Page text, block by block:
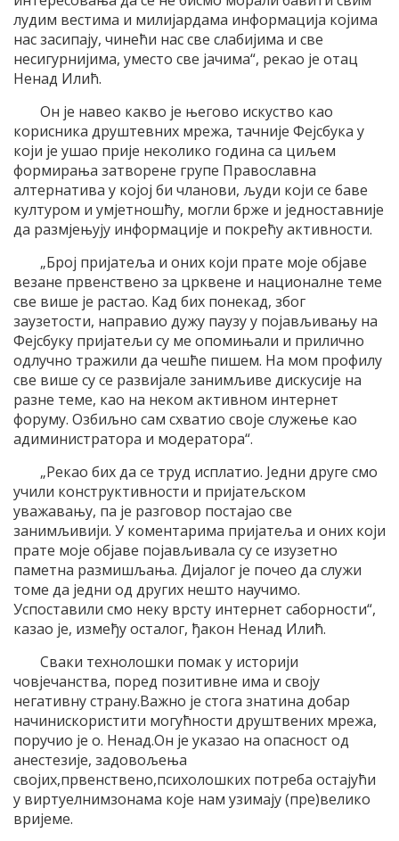
лудим вестима и милијардама информација којима
нас засипају, чинећи нас све слабијима и све
несигурнијима, уместо све јачима“, рекао је отац
Ненад Илић.
Он је навео какво је његово искуство као
корисника друштевних мрежа, тачније Фејсбука у
који је ушао прије неколико година са циљем
формирања затворене групе Православна
алтернатива у којој би чланови, људи који се баве
културом и умјетношћу, могли брже и једноставније
да размјењују информације и покрећу активности.
„Број пријатеља и оних који прате моје објаве
везане првенствено за црквене и националне теме
све више је растао. Кад бих понекад, због
заузетости, направио дужу паузу у појављивању на
Фејсбуку пријатељи су ме опомињали и прилично
одлучно тражили да чешће пишем. На мом профилу
све више су се развијале занимљиве дискусије на
разне теме, као на неком активном интернет
форуму. Озбиљно сам схватио своје служење као
адиминистратора и модератора“.
„Рекао бих да се труд исплатио. Једни друге смо
учили конструктивности и пријатељском
уважавању, па је разговор постајао све
занимљивији. У коментарима пријатеља и оних који
прате моје објаве појављивала су се изузетно
паметна размишљања. Дијалог је почео да служи
томе да једни од других нешто научимо.
Успоставили смо неку врсту интернет саборности“,
казао је, између осталог, ђакон Ненад Илић.
Сваки технолошки помак у историји
човјечанства, поред позитивне има и своју
негативну страну.Важно је стога знатина добар
начинискористити могућности друштвених мрежа,
поручио је о. Ненад.Он је указао на опасност од
анестезије, задовољења
својих,првенствено,психолошких потреба остајући
у виртуелнимзонама које нам узимају (пре)велико
вријеме.